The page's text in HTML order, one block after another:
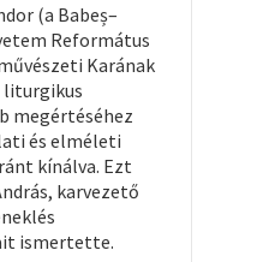
(a Babeș–
Református
Karának
liturgikus
megértéséhez
és elméleti
kínálva. Ezt
karvezető
ismertette.